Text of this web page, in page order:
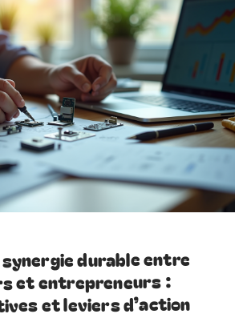
durable entre
et entrepreneurs :
et leviers d’action